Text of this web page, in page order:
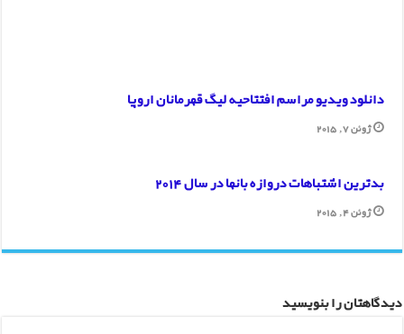
دانلود ویدیو مراسم افتتاحیه لیگ قهرمانان اروپا
ژوئن 7, 2015
بدترین اشتباهات دروازه بانها در سال 2014
ژوئن 4, 2015
دیدگاهتان را بنویسید